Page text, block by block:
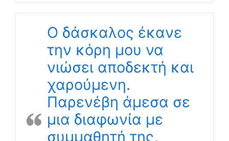
Ο δάσκαλος έκανε
την κόρη μου να
νιώσει αποδεκτή και
χαρούμενη.
Παρενέβη άμεσα σε
μια διαφωνία με
συμμαθητή της,